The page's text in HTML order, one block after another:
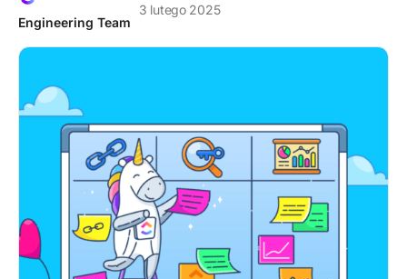
Engineering Team
3 lutego 2025